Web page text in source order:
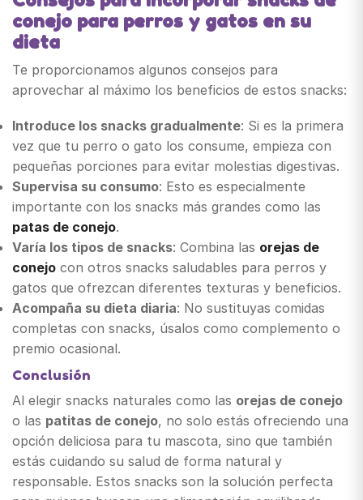
conejo para perros y gatos en su
dieta
Te proporcionamos algunos consejos para
aprovechar al máximo los beneficios de estos snacks:
Introduce los snacks gradualmente: Si es la primera
vez que tu perro o gato los consume, empieza con
pequeñas porciones para evitar molestias digestivas.
Supervisa su consumo: Esto es especialmente
importante con los snacks más grandes como las
patas de conejo.
Varía los tipos de snacks: Combina las orejas de
conejo con otros snacks saludables para perros y
gatos que ofrezcan diferentes texturas y beneficios.
Acompaña su dieta diaria: No sustituyas comidas
completas con snacks, úsalos como complemento o
premio ocasional.
Conclusión
Al elegir snacks naturales como las orejas de conejo
o las patitas de conejo, no solo estás ofreciendo una
opción deliciosa para tu mascota, sino que también
estás cuidando su salud de forma natural y
responsable. Estos snacks son la solución perfecta